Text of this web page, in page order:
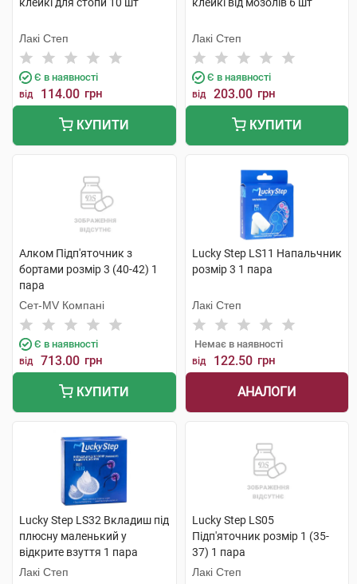
Лакі Степ
Є в наявності
від 114.00 грн
КУПИТИ
Лакі Степ
Є в наявності
від 203.00 грн
КУПИТИ
Алком Підп'яточник з
бортами розмір 3 (40-42) 1
пара
Сет-MV Компані
Є в наявності
від 713.00 грн
КУПИТИ
Lucky Step LS11 Напальчник
розмір 3 1 пара
Лакі Степ
Немає в наявності
від 122.50 грн
АНАЛОГИ
Lucky Step LS32 Вкладиш під
плюсну маленький у
відкрите взуття 1 пара
Лакі Степ
Lucky Step LS05
Підп'яточник розмір 1 (35-
37) 1 пара
Лакі Степ